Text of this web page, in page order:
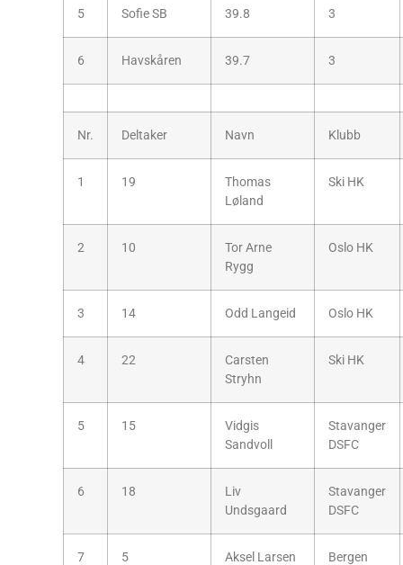
5 Sofie SB 39.8 3
6 Havskåren 39.7 3
Nr. Deltaker Navn Klubb
1 19
Thomas
Løland
Ski HK
2 10
Tor Arne
Rygg
Oslo HK
3 14 Odd Langeid Oslo HK
4 22
Carsten
Stryhn
Ski HK
5 15
Vidgis
Sandvoll
Stavanger
DSFC
6 18
Liv
Undsgaard
Stavanger
DSFC
7 5 Aksel Larsen Bergen